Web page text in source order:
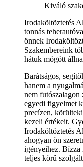
Kiváló
Irodaköltöztetés
tonnás
önnek
Szakembereink
hátuk mögött
Barátságos,
hanem a
nem
egyedi figyelmet
precízen,
kezeli értékeit.
Irodaköltöztetés
ahogyan ön
igényeihez. Bízza
teljes körű